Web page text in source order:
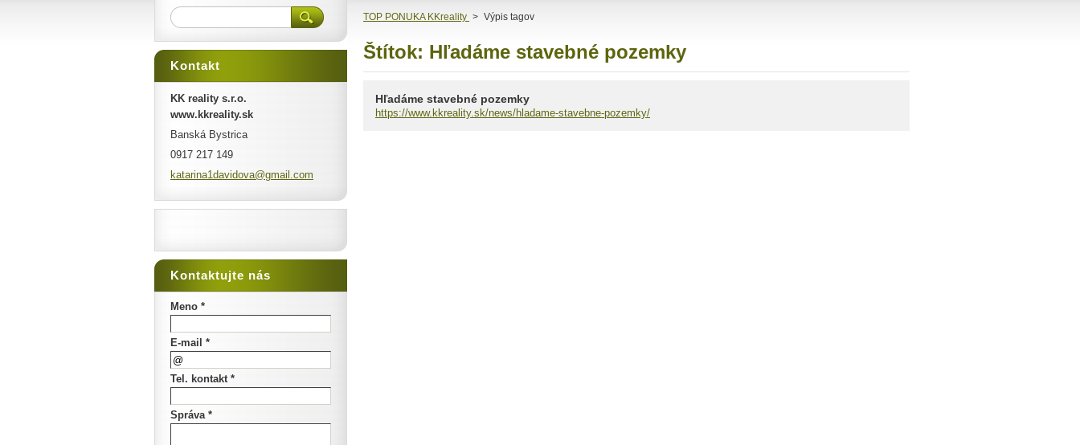
TOP PONUKA KKreality > Výpis tagov
Štítok: Hľadáme stavebné pozemky
Hľadáme stavebné pozemky
https://www.kkreality.sk/news/hladame-stavebne-pozemky/
Kontakt
KK reality s.r.o.
www.kkreality.sk
Banská Bystrica
0917 217 149
katarina1davidova@gmail.com
Kontaktujte nás
Meno *
E-mail *
Tel. kontakt *
Správa *